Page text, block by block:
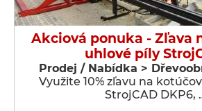
Akciová ponuka - Zľava
uhlové píly
Prodej / Nabídka >
Využite 10% zľavu na
StrojCAD DKP6,